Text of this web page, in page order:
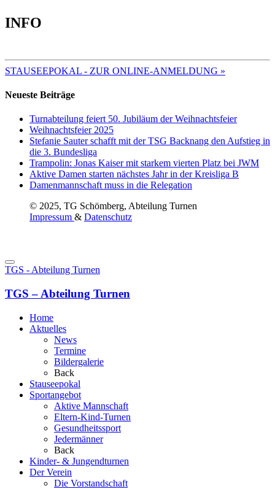
INFO
STAUSEEPOKAL - ZUR ONLINE-ANMELDUNG »
Neueste Beiträge
Turnabteilung feiert 50. Jubiläum der Weihnachtsfeier
Weihnachtsfeier 2025
Stefanie Sauter schafft mit der TSG Backnang den Aufstieg in
die 3. Bundesliga
Trampolin: Jonas Kaiser mit starkem vierten Platz bei JWM
Aktive Damen starten nächstes Jahr in der Kreisliga B
Damenmannschaft muss in die Relegation
© 2025, TG Schömberg, Abteilung Turnen
Impressum & Datenschutz
TGS - Abteilung Turnen
TGS – Abteilung Turnen
Home
Aktuelles
News
Termine
Bildergalerie
Back
Stauseepokal
Sportangebot
Aktive Mannschaft
Eltern-Kind-Turnen
Gesundheitssport
Jedermänner
Back
Kinder- & Jungendturnen
Der Verein
Die Vorstandschaft